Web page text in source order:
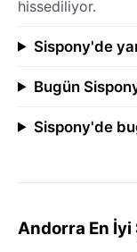
hissediliyor.
Sispony'de
Bugün
Sispony'de
Andorra En